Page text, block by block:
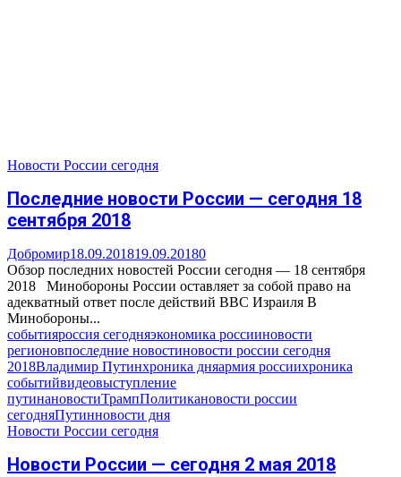
Новости России сегодня
Последние новости России — сегодня 18
сентября 2018
Добромир18.09.201819.09.20180
Обзор последних новостей России сегодня — 18 сентября
2018 Минобороны России оставляет за собой право на
адекватный ответ после действий ВВС Израиля В
Минобороны...
событияроссия сегодняэкономика россииновости
регионовпоследние новостиновости россии сегодня
2018Владимир Путинхроника дняармия россиихроника
событийвидеовыступление
путинановостиТрампПолитикановости россии
сегодняПутинновости дня
Новости России сегодня
Новости России — сегодня 2 мая 2018